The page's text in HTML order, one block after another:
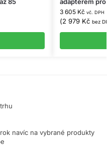
3 605 Kč vč. DPH
(2 979 Kč bez
navíc na vybrané produkty